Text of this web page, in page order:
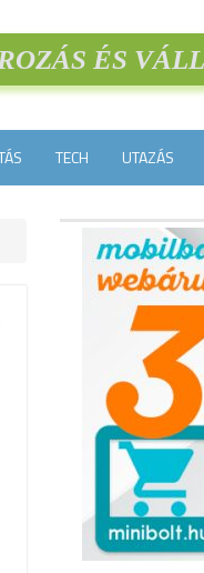
ÉS
TECH UTAZÁS